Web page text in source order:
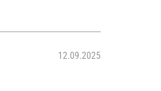
12.09.2025